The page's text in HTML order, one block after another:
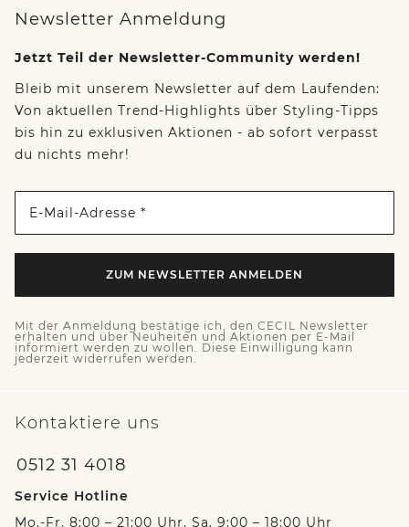
Newsletter Anmeldung
Jetzt Teil der Newsletter-Community werden!
Bleib mit unserem Newsletter auf dem Laufenden:
Von aktuellen Trend-Highlights über Styling-Tipps
bis hin zu exklusiven Aktionen - ab sofort verpasst
du nichts mehr!
E-Mail-Adresse *
ZUM NEWSLETTER ANMELDEN
Mit der Anmeldung bestätige ich, den CECIL Newsletter
erhalten und über Neuheiten und Aktionen per E-Mail
informiert werden zu wollen. Diese Einwilligung kann
jederzeit widerrufen werden.
Kontaktiere uns
0512 31 4018
Service Hotline
Mo.-Fr. 8:00 – 21:00 Uhr, Sa. 9:00 – 18:00 Uhr